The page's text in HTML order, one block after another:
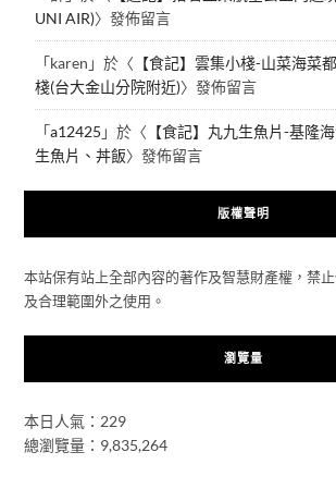
UNI AIR)〉發佈留言
「karen 」於〈 【食記】雲集小棧-山菜海菜
棧(台大金山分院附近)〉發佈留言
「a12425 」於〈 【食記】丸九生魚片-基隆
生魚片、丼飯〉發佈留言
版權聲明
本站保有站上全部內容的著作及智慧財產權，禁
及合理範圍外之使用。
瀏覽量
本日人氣：229
總瀏覽量：9,835,264